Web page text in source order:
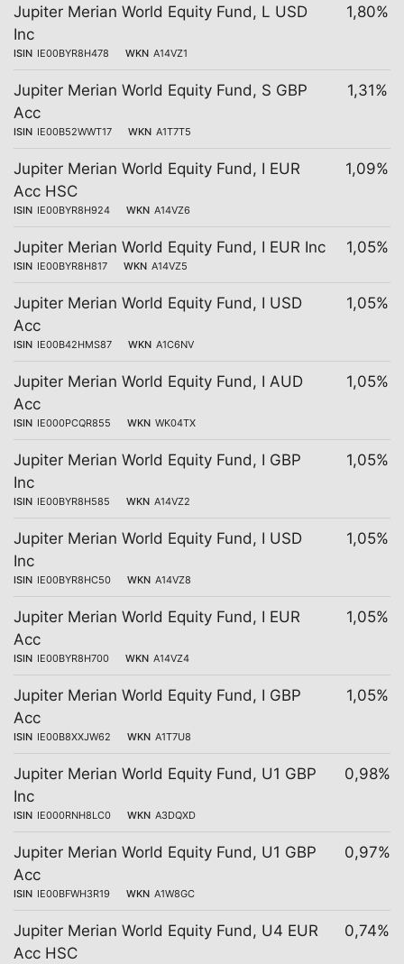
Jupiter Merian World Equity Fund, L USD
Inc
ISIN IE00BYR8H478 WKN A14VZ1
1,80%
Jupiter Merian World Equity Fund, S GBP
Acc
ISIN IE00B52WWT17 WKN A1T7T5
1,31%
Jupiter Merian World Equity Fund, I EUR
Acc HSC
ISIN IE00BYR8H924 WKN A14VZ6
1,09%
Jupiter Merian World Equity Fund, I EUR Inc
ISIN IE00BYR8H817 WKN A14VZ5
1,05%
Jupiter Merian World Equity Fund, I USD
Acc
ISIN IE00B42HMS87 WKN A1C6NV
1,05%
Jupiter Merian World Equity Fund, I AUD
Acc
ISIN IE000PCQR855 WKN WK04TX
1,05%
Jupiter Merian World Equity Fund, I GBP
Inc
ISIN IE00BYR8H585 WKN A14VZ2
1,05%
Jupiter Merian World Equity Fund, I USD
Inc
ISIN IE00BYR8HC50 WKN A14VZ8
1,05%
Jupiter Merian World Equity Fund, I EUR
Acc
ISIN IE00BYR8H700 WKN A14VZ4
1,05%
Jupiter Merian World Equity Fund, I GBP
Acc
ISIN IE00B8XXJW62 WKN A1T7U8
1,05%
Jupiter Merian World Equity Fund, U1 GBP
Inc
ISIN IE000RNH8LC0 WKN A3DQXD
0,98%
Jupiter Merian World Equity Fund, U1 GBP
Acc
ISIN IE00BFWH3R19 WKN A1W8GC
0,97%
Jupiter Merian World Equity Fund, U4 EUR
Acc HSC
0,74%